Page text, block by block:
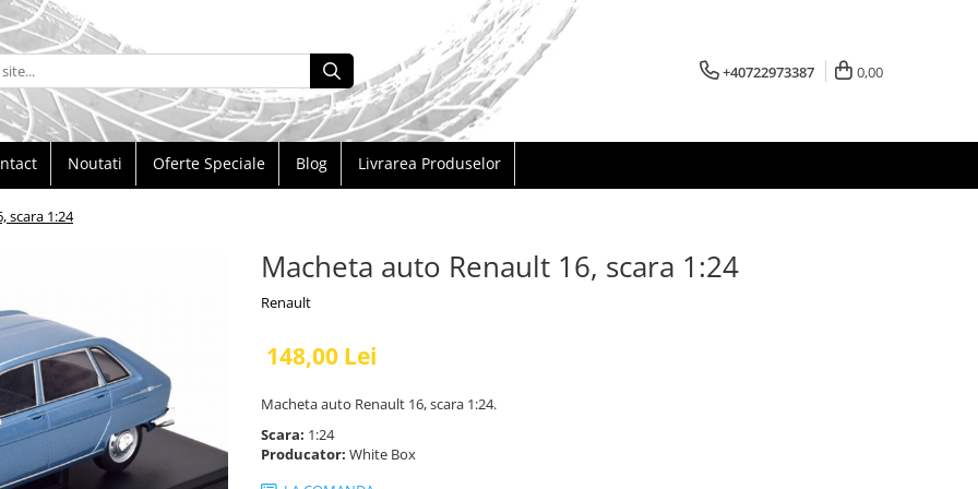
+40722973387 0,00
Noutati Oferte Speciale Blog Livrarea Produselor
scara 1:24
Macheta auto Renault 16, scara 1:24
Renault
148,00 Lei
Macheta auto Renault 16, scara 1:24.
Scara: 1:24
Producator: White Box